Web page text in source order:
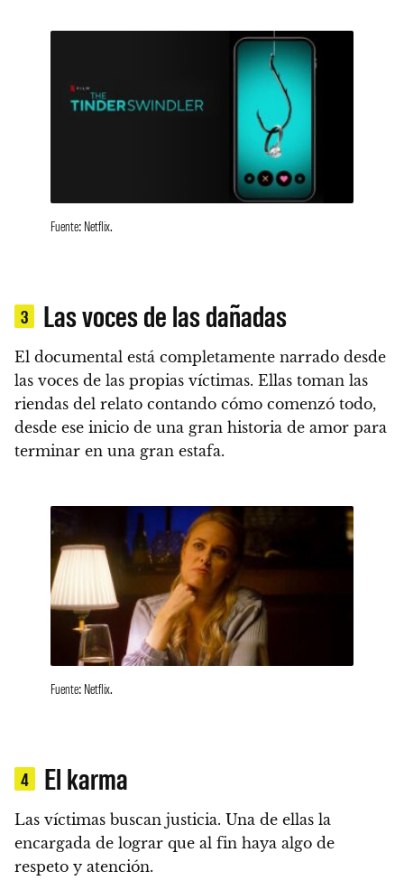
Fuente: Netflix.
3 Las voces de las dañadas
El documental está completamente narrado desde
las voces de las propias víctimas. Ellas toman las
riendas del relato contando cómo comenzó todo,
desde ese inicio de una gran historia de amor para
terminar en una gran estafa.
Fuente: Netflix.
4 El karma
Las víctimas buscan justicia. Una de ellas la
encargada de lograr que al fin haya algo de
respeto y atención.